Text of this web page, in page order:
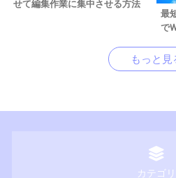
せて編集作業に集中させる方法
最
で
もっと見
カテゴリ